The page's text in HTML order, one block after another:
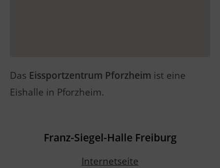
Das Eissportzentrum Pforzheim ist eine
Eishalle in Pforzheim.
Franz-Siegel-Halle Freiburg
Internetseite